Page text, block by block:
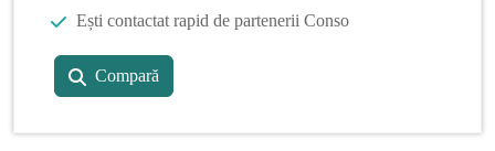
Ești contactat rapid de partenerii Conso
Compară